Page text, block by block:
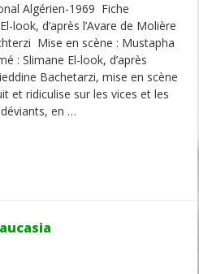
Algérien-1969 Fiche
look, d’après l’Avare de Molière
Mise en scène : Mustapha
: Slimane El-look, d’après
Bachetarzi, mise en scène
et ridiculise sur les vices et les
en …